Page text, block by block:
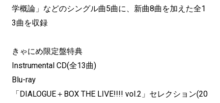
学概論」などのシングル曲5曲に、新曲8曲を加えた全1
3曲を収録
きゃにめ限定盤特典
Instrumental CD(全13曲)
Blu-ray
「DIALOGUE＋BOX THE LIVE!!!! vol.2」セレクション(20